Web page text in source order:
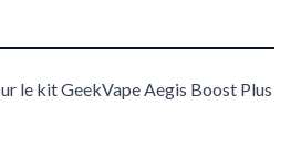
le kit GeekVape Aegis Boost Plus